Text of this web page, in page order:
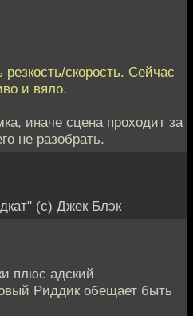
скорость. Сейчас
и вяло.
иначе сцена проходит за
не разобрать.
(c) Джек Блэк
плюс адский
Риддик обещает быть